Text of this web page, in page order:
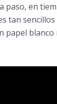
paso, en
tan
papel blanco